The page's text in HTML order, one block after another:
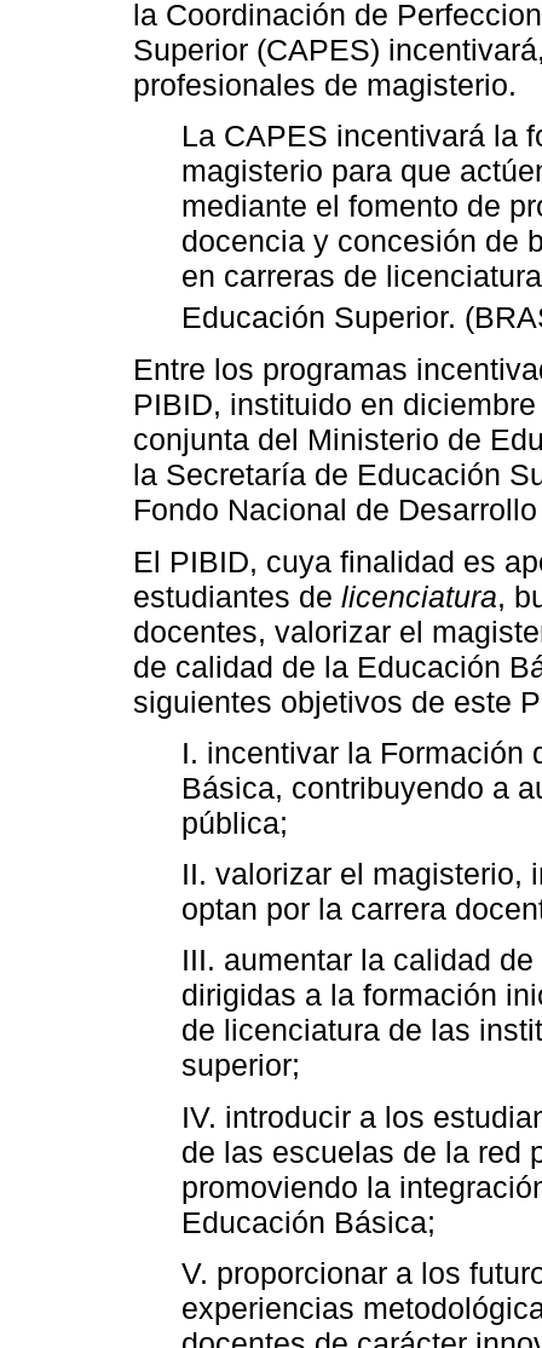
la Coordinación de
Superior (CAPES)
profesionales de magisterio.
La CAPES incentivará la
magisterio para que
mediante el fomento de
docencia y concesión de
en carreras de
Educación Superior.
Entre los programas
PIBID, instituido en
conjunta del Ministerio de
la Secretaría de Educación
Fondo Nacional de
El PIBID, cuya finalidad es
estudiantes de licenciatura,
docentes, valorizar el
de calidad de la Educación
siguientes objetivos de este
I. incentivar la Formación
Básica, contribuyendo a
pública;
II. valorizar el magisterio,
optan por la carrera
III. aumentar la calidad
dirigidas a la formación
de licenciatura de las
superior;
IV. introducir a los
de las escuelas de la red
promoviendo la
Educación Básica;
V. proporcionar a los
experiencias